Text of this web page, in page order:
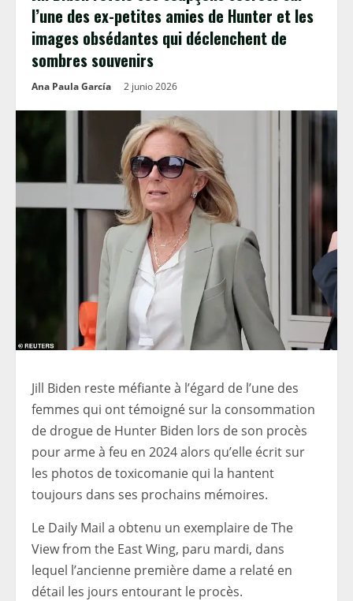
l’une des ex-petites amies de Hunter et les
images obsédantes qui déclenchent de
sombres souvenirs
Ana Paula García 2 junio 2026
Jill Biden reste méfiante à l’égard de l’une des
femmes qui ont témoigné sur la consommation
de drogue de Hunter Biden lors de son procès
pour arme à feu en 2024 alors qu’elle écrit sur
les photos de toxicomanie qui la hantent
toujours dans ses prochains mémoires.
Le Daily Mail a obtenu un exemplaire de The
View from the East Wing, paru mardi, dans
lequel l’ancienne première dame a relaté en
détail les jours entourant le procès.